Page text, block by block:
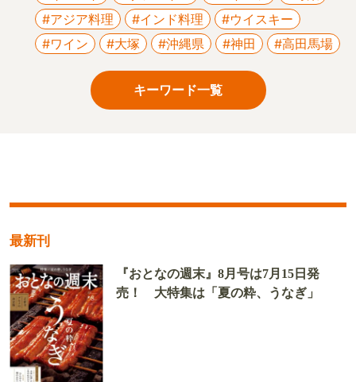
#アジア料理
#インド料理
#ウイスキー
#ワイン
#大塚 #沖縄県 #神田 #高田馬場
キーワード一覧
最新刊
『おとなの週末』8月号は7月15日発
売！ 大特集は「夏の粋、うなぎ」